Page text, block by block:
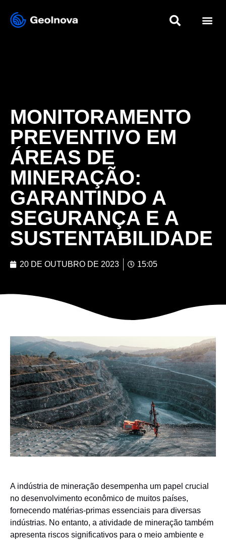
MONITORAMENTO
PREVENTIVO EM
ÁREAS DE
MINERAÇÃO:
GARANTINDO A
SEGURANÇA E A
SUSTENTABILIDADE
20 DE OUTUBRO DE 2023 15:05
A indústria de mineração desempenha um papel crucial
no desenvolvimento econômico de muitos países,
fornecendo matérias-primas essenciais para diversas
indústrias. No entanto, a atividade de mineração também
apresenta riscos significativos para o meio ambiente e